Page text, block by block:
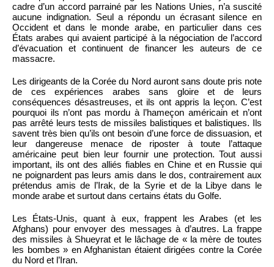
cadre d’un accord parrainé par les Nations Unies, n’a suscité
aucune indignation. Seul a répondu un écrasant silence en
Occident et dans le monde arabe, en particulier dans ces
États arabes qui avaient participé à la négociation de l’accord
d’évacuation et continuent de financer les auteurs de ce
massacre.
Les dirigeants de la Corée du Nord auront sans doute pris note
de ces expériences arabes sans gloire et de leurs
conséquences désastreuses, et ils ont appris la leçon. C’est
pourquoi ils n’ont pas mordu à l’hameçon américain et n’ont
pas arrêté leurs tests de missiles balistiques et balistiques. Ils
savent très bien qu’ils ont besoin d’une force de dissuasion, et
leur dangereuse menace de riposter à toute l’attaque
américaine peut bien leur fournir une protection. Tout aussi
important, ils ont des alliés fiables en Chine et en Russie qui
ne poignardent pas leurs amis dans le dos, contrairement aux
prétendus amis de l’Irak, de la Syrie et de la Libye dans le
monde arabe et surtout dans certains états du Golfe.
Les États-Unis, quant à eux, frappent les Arabes (et les
Afghans) pour envoyer des messages à d’autres. La frappe
des missiles à Shueyrat et le lâchage de « la mère de toutes
les bombes » en Afghanistan étaient dirigées contre la Corée
du Nord et l’Iran.